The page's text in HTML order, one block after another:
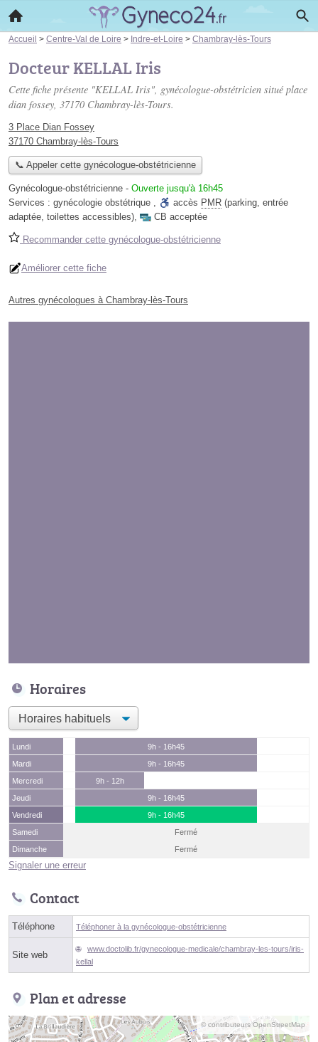
Accueil > Centre-Val de Loire > Indre-et-Loire > Chambray-lès-Tours
Docteur KELLAL Iris
Cette fiche présente "KELLAL Iris", gynécologue-obstétricien situé place
dian fossey, 37170 Chambray-lès-Tours.
3 Place Dian Fossey
37170 Chambray-lès-Tours
📞 Appeler cette gynécologue-obstétricienne
Gynécologue-obstétricienne - Ouverte jusqu'à 16h45
Services : gynécologie obstétrique , accès PMR (parking, entrée
adaptée, toilettes accessibles), CB acceptée
Recommander cette gynécologue-obstétricienne
Améliorer cette fiche
Autres gynécologues à Chambray-lès-Tours
Horaires
Lundi
9h - 16h45
Mardi
9h - 16h45
Mercredi
9h - 12h
Jeudi
9h - 16h45
Vendredi
9h - 16h45
Samedi
Fermé
Dimanche
Fermé
Signaler une erreur
Contact
Téléphone Téléphoner à la gynécologue-obstétricienne
Site web
www.doctolib.fr/gynecologue-medicale/chambray-les-tours/iris-
kellal
Plan et adresse
© contributeurs OpenStreetMap